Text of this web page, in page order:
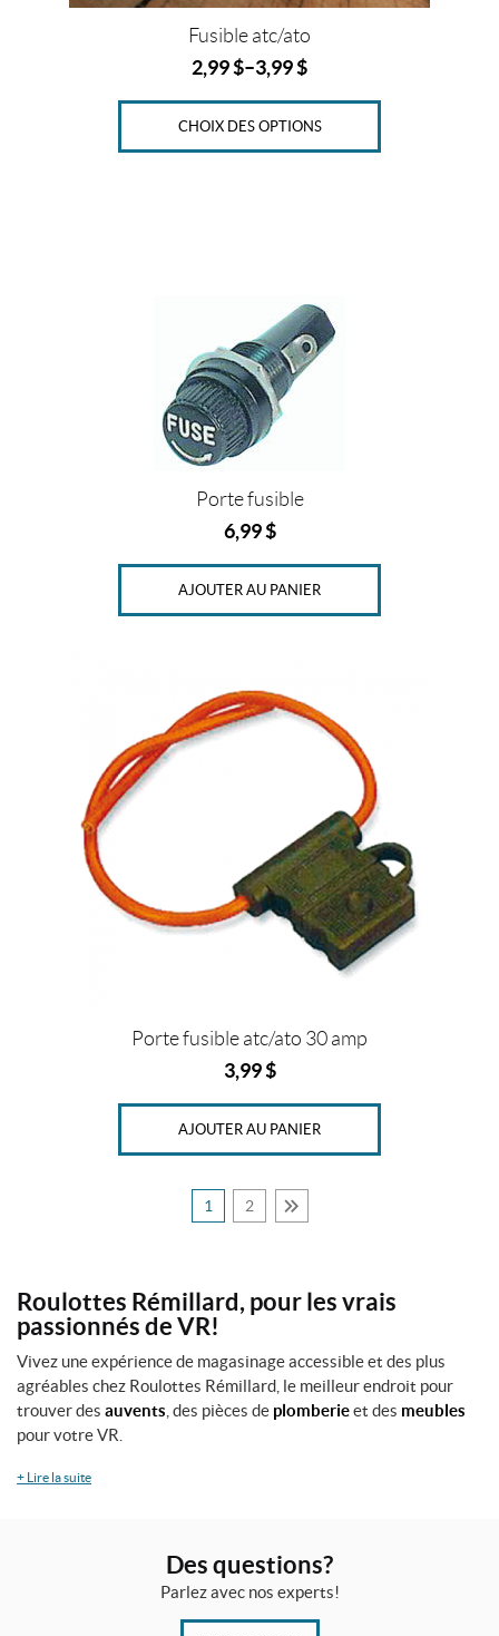
Fusible atc/ato
2,99$–3,99$
CHOIX DES OPTIONS
Porte fusible
6,99$
AJOUTER AU PANIER
Porte fusible atc/ato 30 amp
3,99$
AJOUTER AU PANIER
1 2
Roulottes Rémillard, pour les vrais
passionnés de VR!
Vivez une expérience de magasinage accessible et des plus
agréables chez Roulottes Rémillard, le meilleur endroit pour
trouver des auvents , des pièces de plomberieet des meubles
pour votre VR.
+ Lire la suite
Des questions?
Parlez avec nos experts!